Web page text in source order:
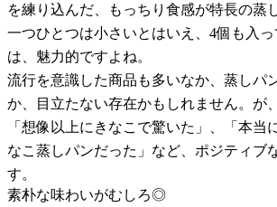
を練り込んだ、もっちり食感が特長の蒸
一つひとつは小さいとはいえ、 4個も入っ
は、魅力的ですよね。
流行を意識した商品も多いなか、蒸しパ
か、目立たない存在かもしれません。が
「想像以上にきなこで驚いた」、「本当
なこ蒸しパンだった」など、ポジティブ
す。
素朴な味わいがむしろ◎